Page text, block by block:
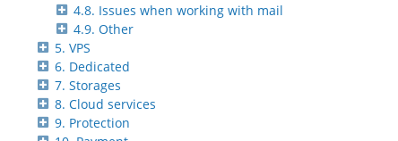
4.8. Issues when working with mail
4.9. Other
5. VPS
6. Dedicated
7. Storages
8. Cloud services
9. Protection